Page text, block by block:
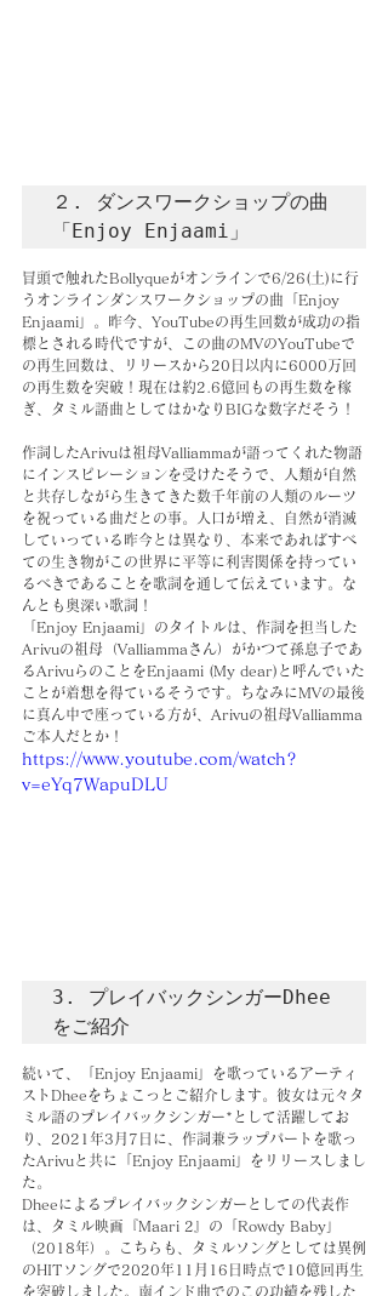
２. ダンスワークショップの曲
「Enjoy Enjaami」
冒頭で触れたBollyqueがオンラインで6/26(土)に行
うオンラインダンスワークショップの曲「Enjoy
Enjaami」。昨今、YouTubeの再生回数が成功の指
標とされる時代ですが、この曲のMVのYouTubeで
の再生回数は、リリースから20日以内に6000万回
の再生数を突破！現在は約2.6億回もの再生数を稼
ぎ、タミル語曲としてはかなりBIGな数字だそう！
作詞したArivuは祖母Valliammaが語ってくれた物語
にインスピレーションを受けたそうで、人類が自然
と共存しながら生きてきた数千年前の人類のルーツ
を祝っている曲だとの事。人口が増え、自然が消滅
していっている昨今とは異なり、本来であればすべ
ての生き物がこの世界に平等に利害関係を持ってい
るべきであることを歌詞を通して伝えています。な
んとも奥深い歌詞！
「Enjoy Enjaami」のタイトルは、作詞を担当した
Arivuの祖母（Valliammaさん）がかつて孫息子であ
るArivuらのことをEnjaami (My dear)と呼んでいた
ことが着想を得ているそうです。ちなみにMVの最後
に真ん中で座っている方が、Arivuの祖母Valliamma
ご本人だとか！
https://www.youtube.com/watch?
v=eYq7WapuDLU
3. プレイバックシンガーDhee
をご紹介
続いて、「Enjoy Enjaami」を歌っているアーティ
ストDheeをちょこっとご紹介します。彼女は元々タ
ミル語のプレイバックシンガー*として活躍してお
り、2021年3月7日に、作詞兼ラップパートを歌っ
たArivuと共に「Enjoy Enjaami」をリリースしまし
た。
Dheeによるプレイバックシンガーとしての代表作
は、タミル映画『Maari 2』の「Rowdy Baby」
（2018年）。こちらも、タミルソングとしては異例
のHITソングで2020年11月16日時点で10億回再生
を突破しました。南インド曲でのこの功績を残した